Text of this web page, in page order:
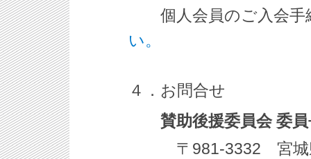
個人会員のご入会手
い。
４．お問合せ
賛助後援委員会 委
〒981-3332 宮城県